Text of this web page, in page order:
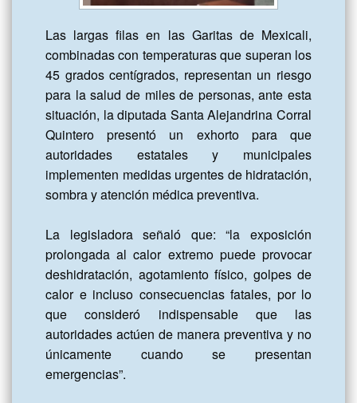
Las largas filas en las Garitas de Mexicali,
combinadas con temperaturas que superan los
45 grados centígrados, representan un riesgo
para la salud de miles de personas, ante esta
situación, la diputada Santa Alejandrina Corral
Quintero presentó un exhorto para que
autoridades estatales y municipales
implementen medidas urgentes de hidratación,
sombra y atención médica preventiva.
La legisladora señaló que: “la exposición
prolongada al calor extremo puede provocar
deshidratación, agotamiento físico, golpes de
calor e incluso consecuencias fatales, por lo
que consideró indispensable que las
autoridades actúen de manera preventiva y no
únicamente cuando se presentan
emergencias”.